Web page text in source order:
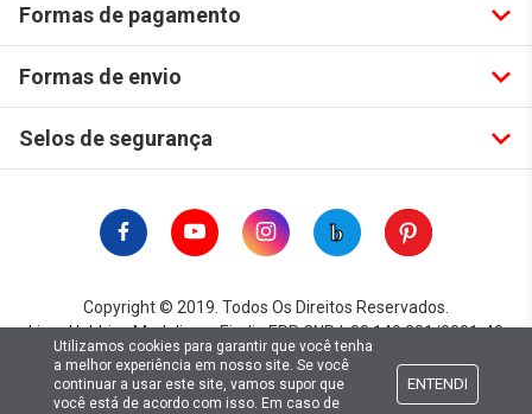
Formas de pagamento
Formas de envio
Selos de segurança
Copyright © 2019. Todos Os Direitos Reservados.
Lima Hobbies Modelismo Eireli - EPP CNPJ: 00.149.281/0001-49
Utilizamos cookies para garantir que você tenha
a melhor experiência em nosso site. Se você
continuar a usar este site, vamos supor que
você está de acordo com isso. Em caso de
ENTENDI